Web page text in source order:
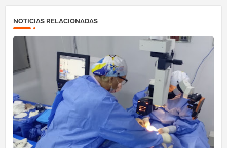
NOTICIAS RELACIONADAS